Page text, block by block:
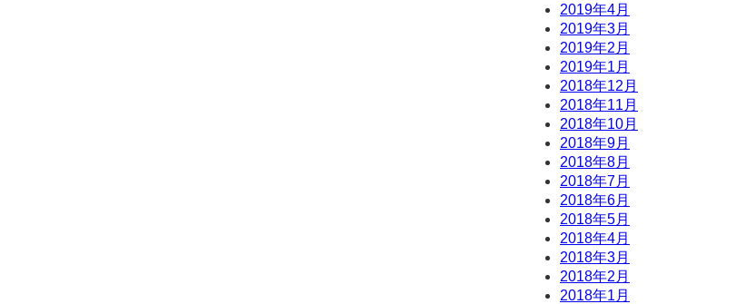
2019年4月
2019年3月
2019年2月
2019年1月
2018年12月
2018年11月
2018年10月
2018年9月
2018年8月
2018年7月
2018年6月
2018年5月
2018年4月
2018年3月
2018年2月
2018年1月